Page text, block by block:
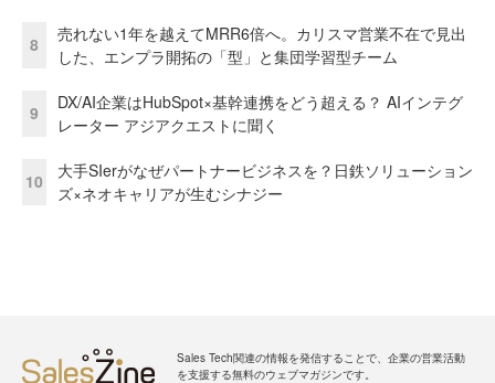
8
売れない1年を越えてMRR6倍へ。カリスマ営業不在で見出
した、エンプラ開拓の「型」と集団学習型チーム
9
DX/AI企業はHubSpot×基幹連携をどう超える？ AIインテグ
レーター アジアクエストに聞く
10
大手SIerがなぜパートナービジネスを？日鉄ソリューション
ズ×ネオキャリアが生むシナジー
Sales Tech関連の情報を発信することで、企業の営業活動
を支援する無料のウェブマガジンです。